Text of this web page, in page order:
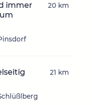
immer
20 km
21 km